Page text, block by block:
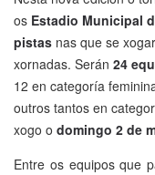
os Estadio Municipal
pistas nas que se
xornadas. Serán 24
12 en categoría
outros tantos en
xogo o domingo 2 de
Entre os equipos que